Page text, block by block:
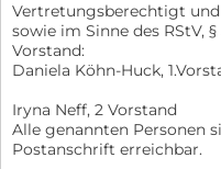
Vertretungsberechtigt
sowie im Sinne des RStV,
Vorstand:
Daniela Köhn-Huck,
Iryna Neff, 2 Vorstand
Alle genannten Personen
Postanschrift erreichbar.